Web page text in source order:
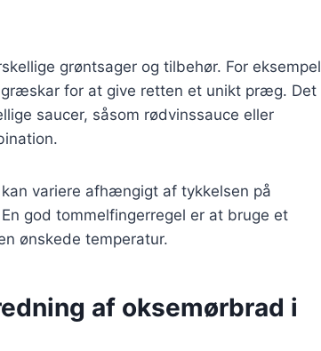
grøntsager og tilbehør. For eksempel
for at give retten et unikt præg. Det
saucer, såsom rødvinssauce eller
variere afhængigt af tykkelsen på
god tommelfingerregel er at bruge et
ønskede temperatur.
af oksemørbrad i